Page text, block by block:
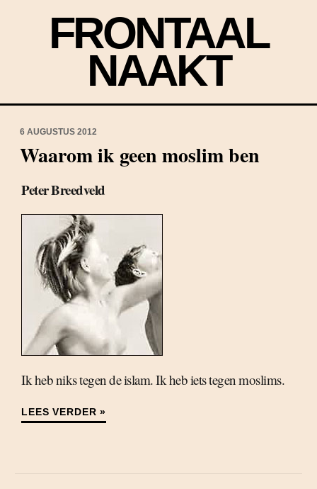
FRONTAAL
NAAKT
6 AUGUSTUS 2012
Waarom ik geen moslim ben
Peter Breedveld
Ik heb niks tegen de islam. Ik heb iets tegen moslims.
LEES VERDER »